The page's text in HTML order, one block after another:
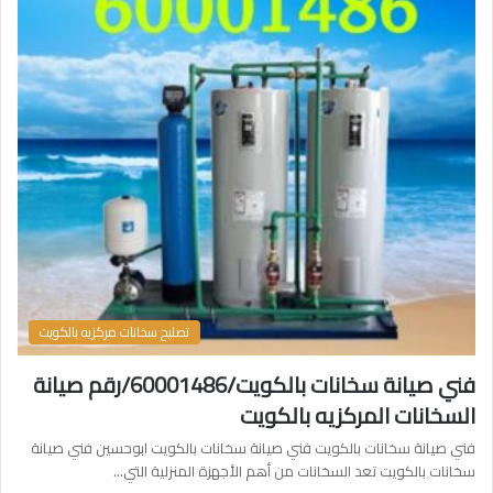
تصليح سخانات مركزيه بالكويت
فني صيانة سخانات بالكويت/60001486/رقم صيانة
السخانات المركزيه بالكويت
فني صيانة سخانات بالكويت فني صيانة سخانات بالكويت ابوحسين فني صيانة
سخانات بالكويت تعد السخانات من أهم الأجهزة المنزلية التي…